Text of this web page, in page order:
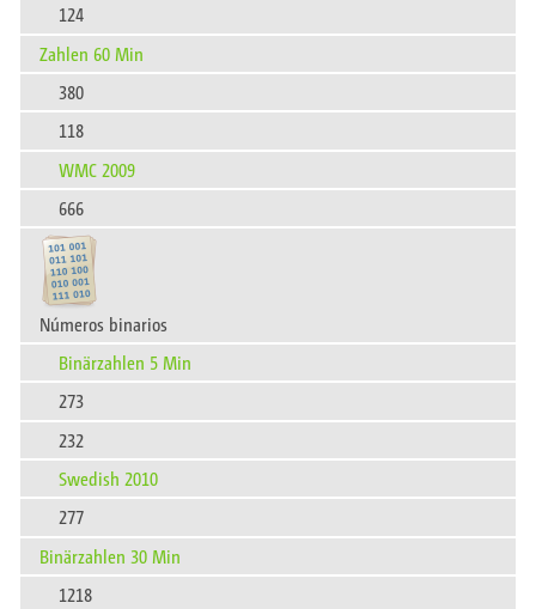
124
Zahlen 60 Min
380
118
WMC 2009
666
Números binarios
Binärzahlen 5 Min
273
232
Swedish 2010
277
Binärzahlen 30 Min
1218